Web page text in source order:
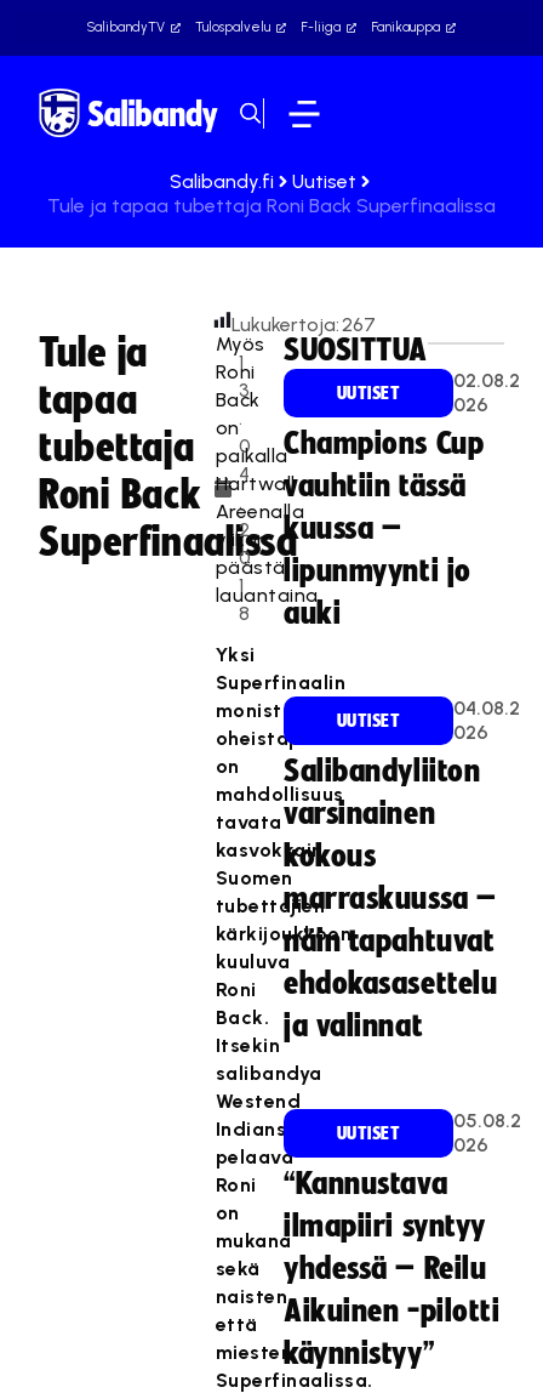
SalibandyTV Tulospalvelu F-liiga Fanikauppa
Salibandy.fi
Uutiset
Tule ja tapaa tubettaja Roni Back Superfinaalissa
Tule ja
tapaa
tubettaja
Roni Back
Superfinaalissa
1
3
.
0
4
.
2
0
1
8
Lukukertoja:267
Myös
Roni
Back
on
paikalla
Hartwall
Areenalla
viikon
päästä
lauantaina.
Yksi
Superfinaalin
monista
oheistapahtumista
on
mahdollisuus
tavata
kasvokkain
Suomen
tubettajien
kärkijoukkoon
kuuluva
Roni
Back.
Itsekin
salibandya
Westend
Indiansissa
pelaava
Roni
on
mukana
sekä
naisten
että
miesten
Superfinaalissa.
SUOSITTUA
UUTISET
02.08.2
026
Champions Cup
vauhtiin tässä
kuussa –
lipunmyynti jo
auki
UUTISET
04.08.2
026
Salibandyliiton
varsinainen
kokous
marraskuussa –
näin tapahtuvat
ehdokasasettelu
ja valinnat
UUTISET
05.08.2
026
“Kannustava
ilmapiiri syntyy
yhdessä – Reilu
Aikuinen -pilotti
käynnistyy”